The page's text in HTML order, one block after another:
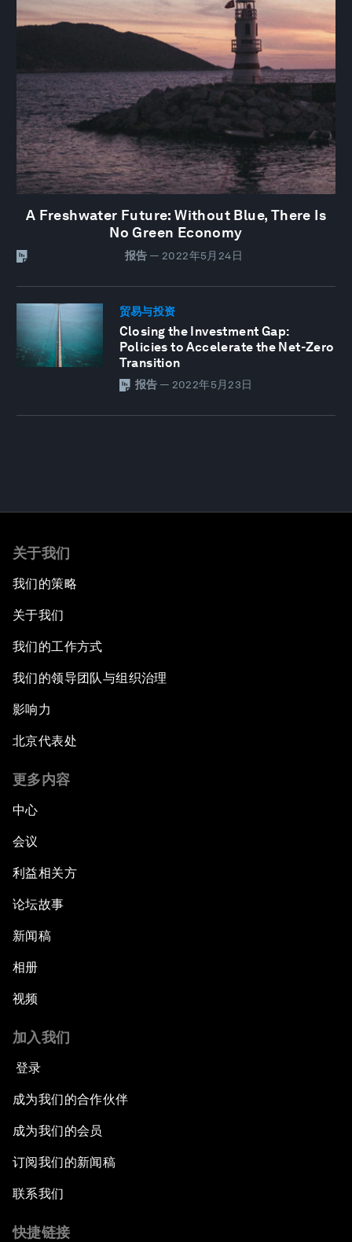
A Freshwater Future: Without Blue, There Is
No Green Economy
报告 — 2022年5月24日
贸易与投资
Closing the Investment Gap:
Policies to Accelerate the Net-Zero
Transition
报告 — 2022年5月23日
关于我们
我们的策略
关于我们
我们的工作方式
我们的领导团队与组织治理
影响力
北京代表处
更多内容
中心
会议
利益相关方
论坛故事
新闻稿
相册
视频
加入我们
登录
成为我们的合作伙伴
成为我们的会员
订阅我们的新闻稿
联系我们
快捷链接